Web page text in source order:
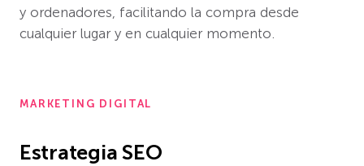
y ordenadores, facilitando la compra desde
cualquier lugar y en cualquier momento.
MARKETING DIGITAL
Estrategia SEO